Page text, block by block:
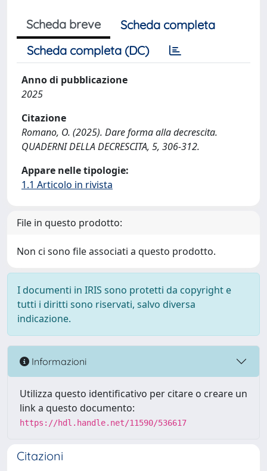
Scheda breve
Scheda completa
Scheda completa (DC)
Anno di pubblicazione
2025
Citazione
Romano, O. (2025). Dare forma alla decrescita.
QUADERNI DELLA DECRESCITA, 5, 306-312.
Appare nelle tipologie:
1.1 Articolo in rivista
File in questo prodotto:
Non ci sono file associati a questo prodotto.
I documenti in IRIS sono protetti da copyright e
tutti i diritti sono riservati, salvo diversa
indicazione.
Informazioni
Utilizza questo identificativo per citare o creare un
link a questo documento:
https://hdl.handle.net/11590/536617
Citazioni